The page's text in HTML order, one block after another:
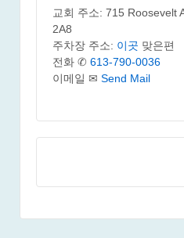
교회 주소: 715 Roosevelt
2A8
주차장 주소: 이곳 맞은편
전화 ✆ 613-790-0036
이메일 ✉ Send Mail